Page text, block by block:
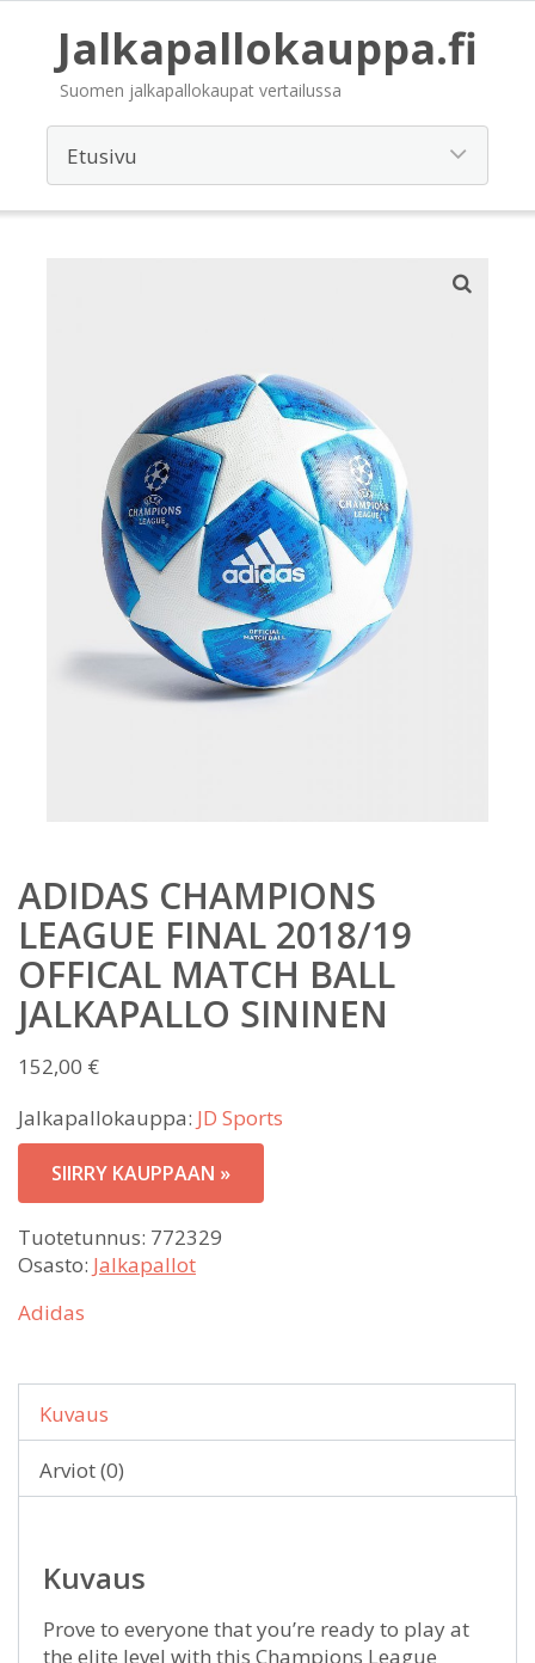
Jalkapallokauppa.fi
Suomen jalkapallokaupat vertailussa
ADIDAS CHAMPIONS
LEAGUE FINAL 2018/19
OFFICAL MATCH BALL
JALKAPALLO SININEN
152,00 €
Jalkapallokauppa: JD Sports
SIIRRY KAUPPAAN »
Tuotetunnus: 772329
Osasto: Jalkapallot
Adidas
Kuvaus
Arviot (0)
Kuvaus
Prove to everyone that you’re ready to play at
the elite level with this Champions League